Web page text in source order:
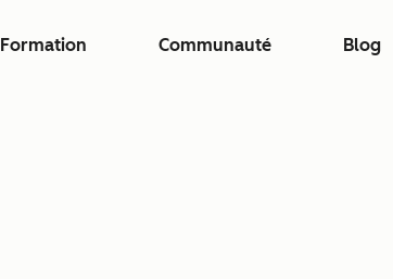
Formation Communauté Blog